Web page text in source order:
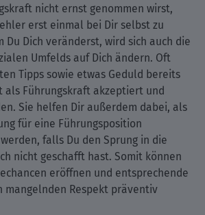
nicht ernst genommen wirst,
erst einmal bei Dir selbst zu
Du Dich veränderst, wird sich auch die
Umfelds auf Dich ändern. Oft
Tipps sowie etwas Geduld bereits
als Führungskraft akzeptiert und
Sie helfen Dir außerdem dabei, als
für eine Führungsposition
falls Du den Sprung in die
nicht geschafft hast. Somit können
eröffnen und entsprechende
mangelnden Respekt präventiv